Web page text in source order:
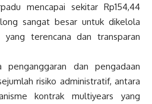
mencapai sekitar Rp154,44
sangat besar untuk dikelola
terencana dan transparan
penganggaran dan pengadaan
risiko administratif, antara
kontrak multiyears yang